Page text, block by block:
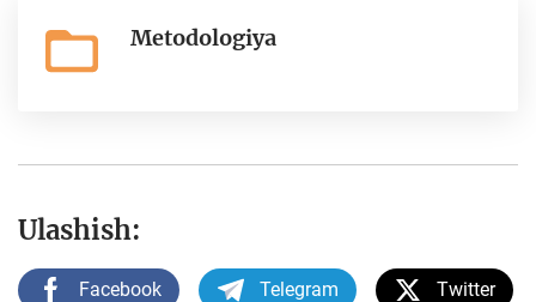
Metodologiya
Ulashish:
Facebook Telegram Twitter